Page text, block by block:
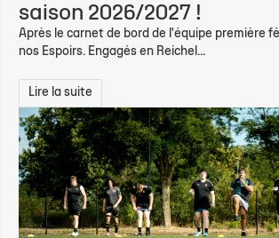
saison 2026/2027 !
Après le carnet de bord de l'équipe première
nos Espoirs. Engagés en Reichel...
Lire la suite